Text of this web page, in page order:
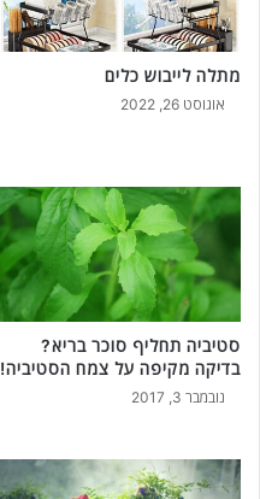
ל
ה
נ
ץ
מתלה לייבוש כלים
אוגוסט 26, 2022
סטיביה תחליף סוכר בריא?
בדיקה מקיפה על צמח הסטיביה!
נובמבר 3, 2017